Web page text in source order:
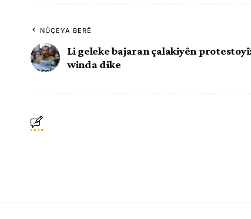
NÛÇEYA BERÊ
Li geleke bajaran çalakiyên
winda dike